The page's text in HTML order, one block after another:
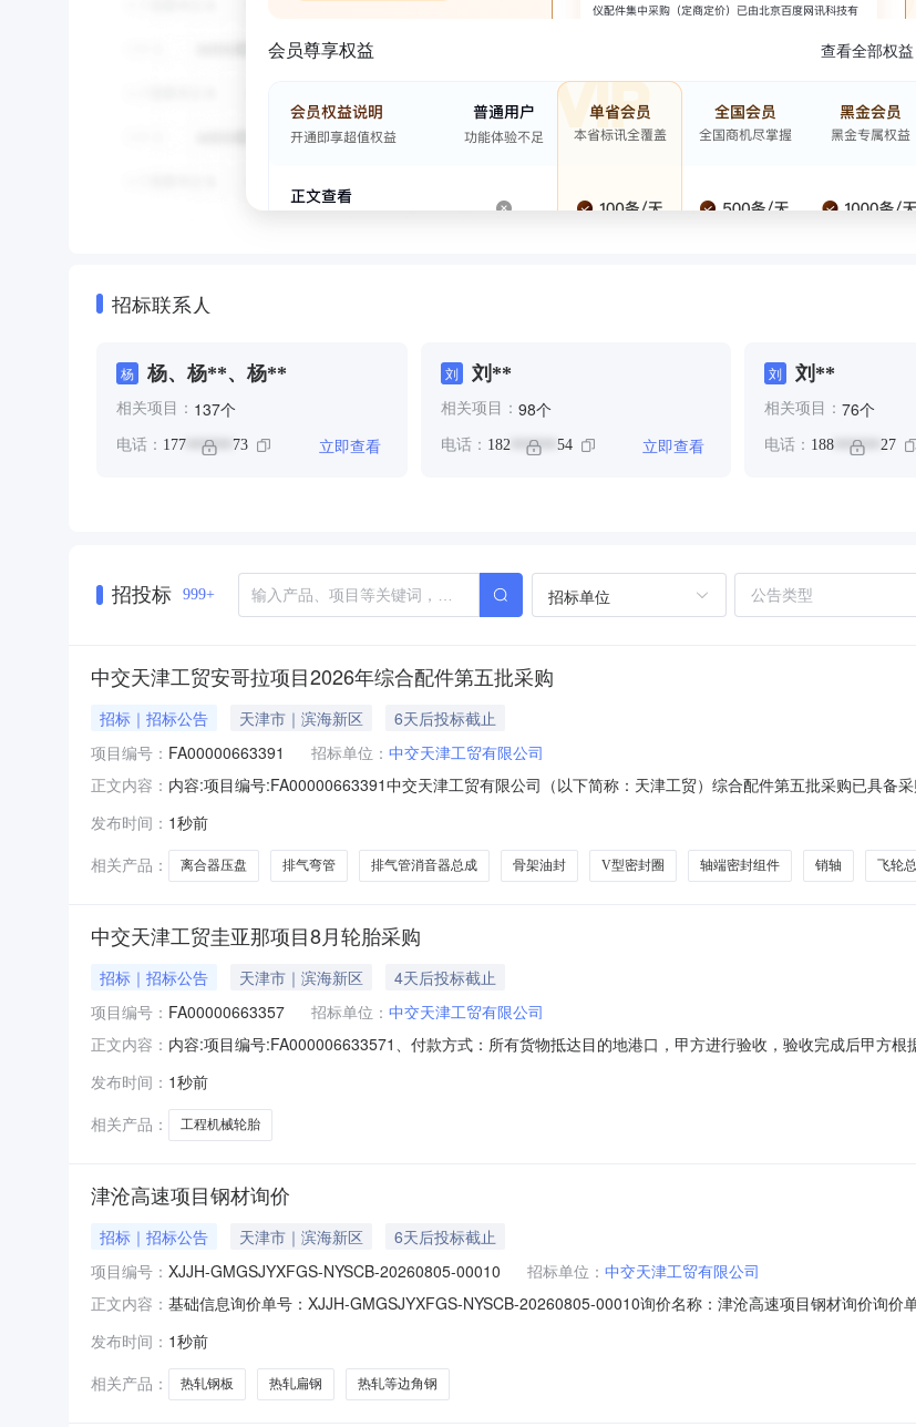
会员尊享权益 查看全部权益
招标联系人
杨 杨、杨**、杨**
相关项目： 137个
电话： 177 ****** 73 立即查看
刘 刘**
相关项目： 98个
电话： 182****** 54 立即查看
刘 刘**
相关项目： 76个
电话： 188 ****** 27
招投标 999+ 招标单位
中交天津工贸安哥拉项目2026年综合配件第五批采购
招标｜招标公告 天津市｜滨海新区
6天后投标截止
项目编号： FA00000663391 招标单位： 中交天津工贸有限公司
正文内容： 内容:项目编号:FA00000663391中交天津工贸有限公司（以下简称：天津工贸）综合配件第五批采购已具备
成交要求1.报价人为综合配件生产厂家或贸易商，需提供但不限于营业执照、授权证书、ISO证书等相关资
港、青岛港、上海港甲方指
发布时间： 1秒前
相关产品：
离合器压盘 排气弯管 排气管消音器总成 骨架油封 V型密封圈 轴端密封组件 销轴 飞轮
中交天津工贸圭亚那项目8月轮胎采购
招标｜招标公告 天津市｜滨海新区
4天后投标截止
项目编号： FA00000663357 招标单位： 中交天津工贸有限公司
正文内容： 内容:项目编号:FA000006633571、付款方式：所有货物抵达目的地港口，甲方进行验收，验收完成后甲方
式均视同现金支付，且由乙方承担贴息等相关费用，甲方不承担除合同价款外的其他任何费用；2、供应周
年期。4、运输方式：汽车运
发布时间： 1秒前
相关产品：
工程机械轮胎
津沧高速项目钢材询价
招标｜招标公告 天津市｜滨海新区
6天后投标截止
项目编号： XJJH-GMGSJYXFGS-NYSCB-20260805-00010 招标单位： 中交天津工贸有限公司
正文内容： 基础信息询价单号：XJJH-GMGSJYXFGS-NYSCB-20260805-00010询价名称：津沧高速项目钢材询价询
0补充说明：浮动价产品信息序号产品名称件长（米）可供品牌计量方式数量单位重量重量单位基准价收货地
发布时间： 1秒前
相关产品：
热轧钢板 热轧扁钢 热轧等边角钢